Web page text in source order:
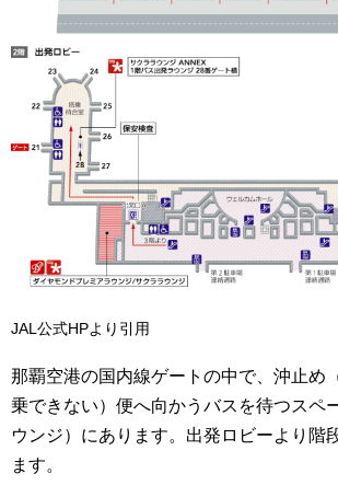
JAL公式HPより引用
那覇空港の国内線ゲートの中で、沖止め
乗できない）便へ向かうバスを待つスペ
ウンジ）にあります。出発ロビーより階
ます。